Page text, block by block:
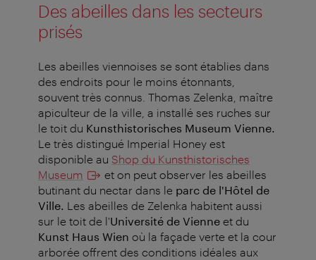
Des abeilles dans les secteurs
prisés
Les abeilles viennoises se sont établies dans
des endroits pour le moins étonnants,
souvent très connus. Thomas Zelenka, maître
apiculteur de la ville, a installé ses ruches sur
le toit du Kunsthistorisches Museum Vienne.
Le très distingué Imperial Honey est
disponible au Shop du Kunsthistorisches
Museum
et on peut observer les abeilles
butinant du nectar dans le parc de l'Hôtel de
Ville. Les abeilles de Zelenka habitent aussi
sur le toit de l'Université de Vienne et du
Kunst Haus Wien où la façade verte et la cour
arborée offrent des conditions idéales aux